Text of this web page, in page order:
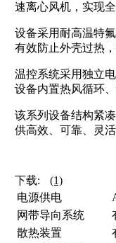
速离心风机，实现
设备采用耐高温特
有效防止外壳过热
温控系统采用独立
设备内置热风循环
该系列设备结构紧
供高效、可靠、灵
下载:
(1)
电源供电
网带导向系统
散热装置